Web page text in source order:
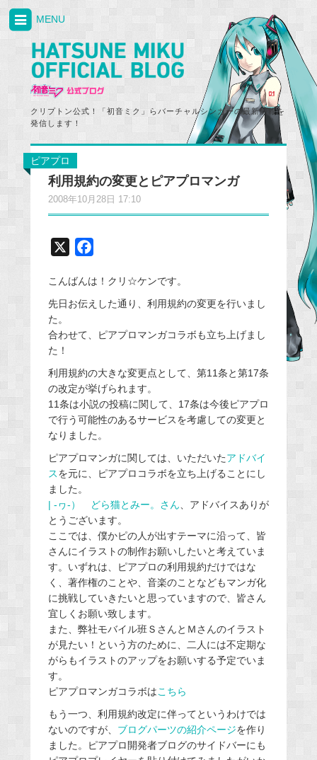
クリプトン公式！「初音ミク」らバーチャルシンガーの最新情報を
発信します！
MENU
ピアプロ
利用規約の変更とピアプロマンガ
2008年10月28日 17:10
c
e
o
k
こんばんは！クリ☆ケンです。
先日お伝えした通り、利用規約の変更を行いまし
た。
合わせて、ピアプロマンガコラボも立ち上げまし
た！
利用規約の大きな変更点として、第11条と第17条
の改定が挙げられます。
11条は小説の投稿に関して、17条は今後ピアプロ
で行う可能性のあるサービスを考慮しての変更と
なりました。
ピアプロマンガに関しては、いただいたアドバイ
スを元に、ピアプロコラボを立ち上げることにし
ました。
| -ヮ-） どら猫とみー。さん、アドバイスありが
とうございます。
ここでは、僕かピの人が出すテーマに沿って、皆
さんにイラストの制作お願いしたいと考えていま
す。いずれは、ピアプロの利用規約だけではな
く、著作権のことや、音楽のことなどもマンガ化
に挑戦していきたいと思っていますので、皆さん
宜しくお願い致します。
また、弊社モバイル班ＳさんとＭさんのイラスト
が見たい！という方のために、二人には不定期な
がらもイラストのアップをお願いする予定でいま
す。
ピアプロマンガコラボはこちら
もう一つ、利用規約改定に伴ってというわけでは
ないのですが、 ブログパーツの紹介ページを作り
ました。ピアプロ開発者ブログのサイドバーにも